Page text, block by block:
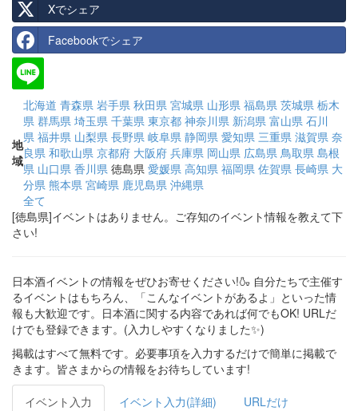
Xでシェア
Facebookでシェア
地
域
北海道 青森県 岩手県 秋田県 宮城県 山形県 福島県 茨城県 栃木
県 群馬県 埼玉県 千葉県 東京都 神奈川県 新潟県 富山県 石川
県 福井県 山梨県 長野県 岐阜県 静岡県 愛知県 三重県 滋賀県 奈
良県 和歌山県 京都府 大阪府 兵庫県 岡山県 広島県 鳥取県 島根
県 山口県 香川県 徳島県 愛媛県 高知県 福岡県 佐賀県 長崎県 大
分県 熊本県 宮崎県 鹿児島県 沖縄県
全て
[徳島県]イベントはありません。ご存知のイベント情報を教えて下
さい!
日本酒イベントの情報をぜひお寄せください!🍶 自分たちで主催す
るイベントはもちろん、「こんなイベントがあるよ」といった情
報も大歓迎です。日本酒に関する内容であれば何でもOK! URLだ
けでも登録できます。(入力しやすくなりました✨)
掲載はすべて無料です。必要事項を入力するだけで簡単に掲載で
きます。皆さまからの情報をお待ちしています!
イベント入力 イベント入力(詳細) URLだけ